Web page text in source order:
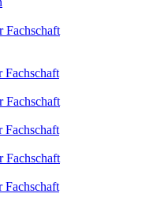
Fachschaft
Fachschaft
Fachschaft
Fachschaft
Fachschaft
Fachschaft